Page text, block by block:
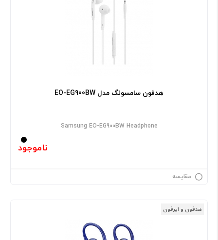
هدفون سامسونگ مدل EO-EG900BW
Samsung EO-EG900BW Headphone
ناموجود
مقایسه
هدفون و ایرفون